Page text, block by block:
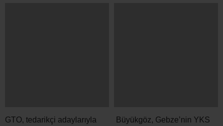
GTO, tedarikçi adaylarıyla
Büyükgöz, Gebze’nin YKS